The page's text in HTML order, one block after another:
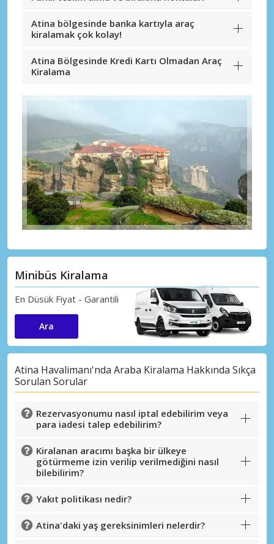
Atina bölgesinde banka kartıyla araç
kiralamak çok kolay!
Atina Bölgesinde Kredi Kartı Olmadan Araç
Kiralama
Minibüs Kiralama
En Düsük Fiyat - Garantili
Ara
Atina Havalimanı'nda Araba Kiralama Hakkında Sıkça
Sorulan Sorular
Rezervasyonumu nasıl iptal edebilirim veya
para iadesi talep edebilirim?
Kiralanan aracımı başka bir ülkeye
götürmeme izin verilip verilmediğini nasıl
bilebilirim?
Yakıt politikası nedir?
Atina'daki yaş gereksinimleri nelerdir?